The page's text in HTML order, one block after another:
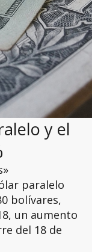
y el
paralelo
bolívares,
un aumento
del 18 de